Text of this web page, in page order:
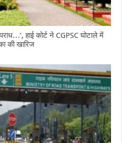
हाई कोर्ट ने CGPSC घोटाले में
की खारिज